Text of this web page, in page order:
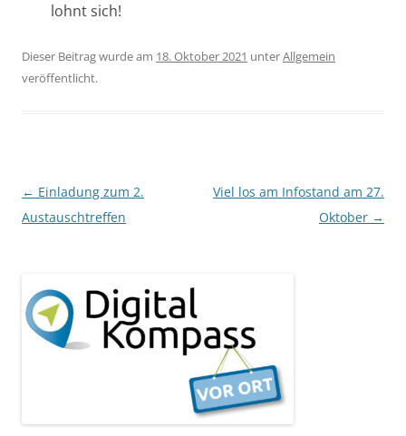
lohnt sich!
Dieser Beitrag wurde am 18. Oktober 2021 unterAllgemein
veröffentlicht.
Beitragsnavigation
← Einladung zum 2.
Austauschtreffen
Viel los am Infostand am 27.
Oktober →